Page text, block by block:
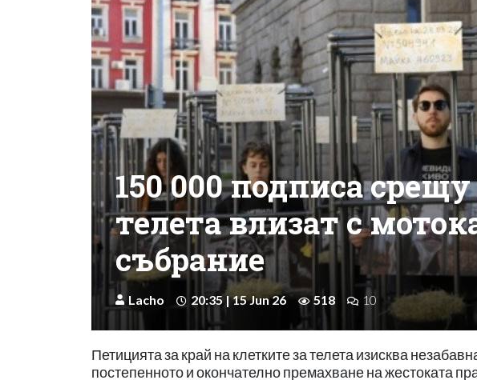
150 000 подписа
телета влизат с
събрание
Lacho 20:35 | 15 Jun 26 518 10
Петицията за край на клетките за телета изисква
постепенното и окончателно премахване на жестоката